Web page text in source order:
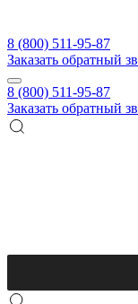
8 (800) 511-95-87
Заказать обратный
8 (800) 511-95-87
Заказать обратный